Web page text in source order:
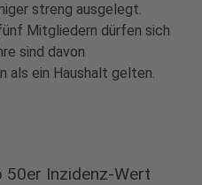
streng ausgelegt.
Mitgliedern dürfen sich
sind davon
als ein Haushalt gelten.
50er Inzidenz-Wert